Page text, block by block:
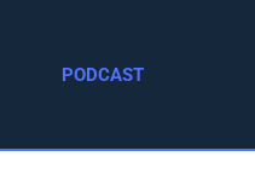
PODCAST